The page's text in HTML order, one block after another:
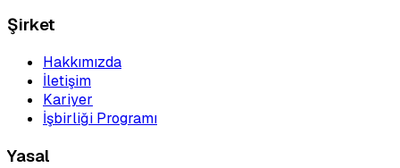
Şirket
Hakkımızda
İletişim
Kariyer
İşbirliği Programı
Yasal